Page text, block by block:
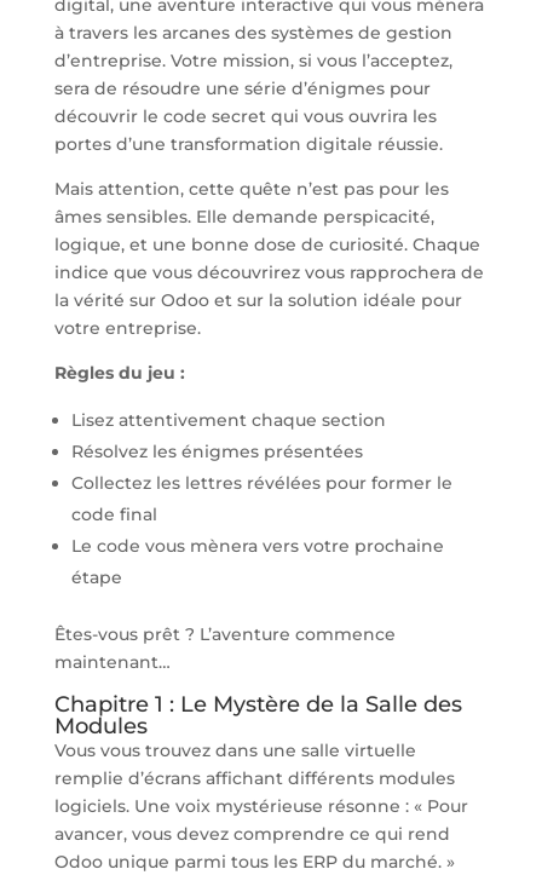
digital, une aventure interactive qui vous mènera
à travers les arcanes des systèmes de gestion
d’entreprise. Votre mission, si vous l’acceptez,
sera de résoudre une série d’énigmes pour
découvrir le code secret qui vous ouvrira les
portes d’une transformation digitale réussie.
Mais attention, cette quête n’est pas pour les
âmes sensibles. Elle demande perspicacité,
logique, et une bonne dose de curiosité. Chaque
indice que vous découvrirez vous rapprochera de
la vérité sur Odoo et sur la solution idéale pour
votre entreprise.
Règles du jeu :
Lisez attentivement chaque section
Résolvez les énigmes présentées
Collectez les lettres révélées pour former le
code final
Le code vous mènera vers votre prochaine
étape
Êtes-vous prêt ? L’aventure commence
maintenant…
Chapitre 1 : Le Mystère de la Salle des
Modules
Vous vous trouvez dans une salle virtuelle
remplie d’écrans affichant différents modules
logiciels. Une voix mystérieuse résonne : « Pour
avancer, vous devez comprendre ce qui rend
Odoo unique parmi tous les ERP du marché. »